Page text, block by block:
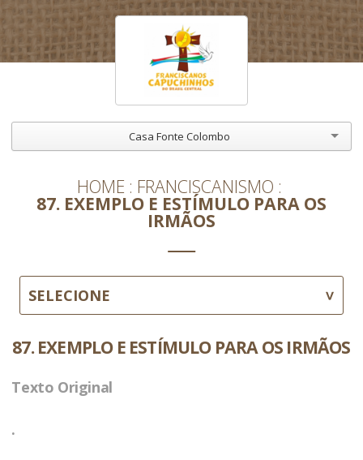
Casa Fonte Colombo
HOME FRANCISCANISMO
87. EXEMPLO E ESTÍMULO PARA OS
IRMÃOS
SELECIONE
87. EXEMPLO E ESTÍMULO PARA OS IRMÃOS
Texto Original
.